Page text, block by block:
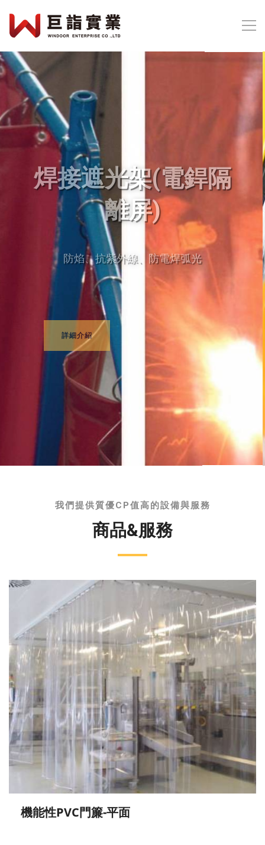
QuickMount快速吊
掛系統
更簡單、更安全、更快速、更實惠的吊掛
我們提供質優CP值高的設備與服務
商品&服務
機能性PVC門簾-平面